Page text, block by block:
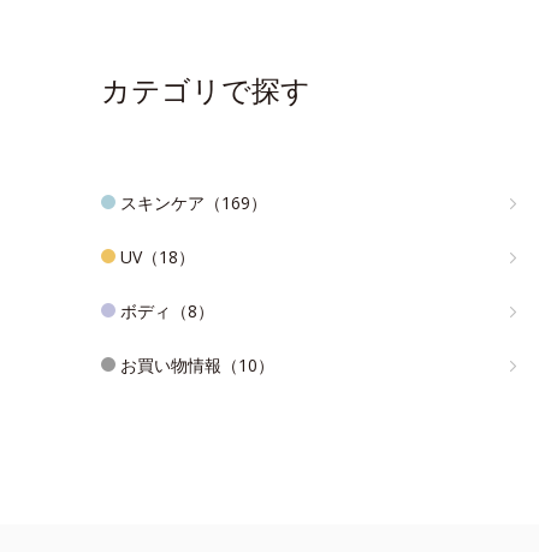
カテゴリで探す
スキンケア（169）
UV（18）
ボディ（8）
お買い物情報（10）